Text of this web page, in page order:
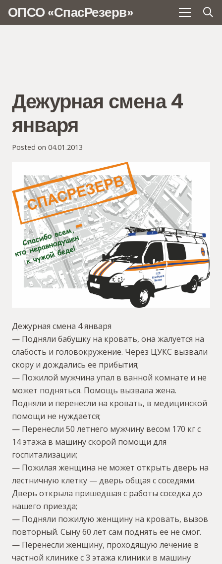
ОПСО «СпасРезерв»
Дежурная смена 4
января
Posted on 04.01.2013
Дежурная смена 4 января
— Подняли бабушку на кровать, она жалуется на
слабость и головокружение. Через ЦУКС вызвали
скору и дождались ее прибытия;
— Пожилой мужчина упал в ванной комнате и не
может подняться. Помощь вызвала жена.
Подняли и перенесли на кровать, в медицинской
помощи не нуждается;
— Перенесли 50 летнего мужчину весом 170 кг с
14 этажа в машину скорой помощи для
госпитализации;
— Пожилая женщина не может открыть дверь на
лестничную клетку — дверь общая с соседями.
Дверь открыла пришедшая с работы соседка до
нашего приезда;
— Подняли пожилую женщину на кровать, вызов
повторный. Сыну 60 лет сам поднять ее не смог.
— Перенесли женщину, проходящую лечение в
частной клинике с 3 этажа клиники в машину